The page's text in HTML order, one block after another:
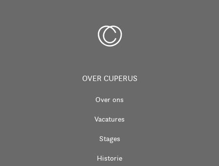
OVER CUPERUS
Over ons
Vacatures
Stages
Historie